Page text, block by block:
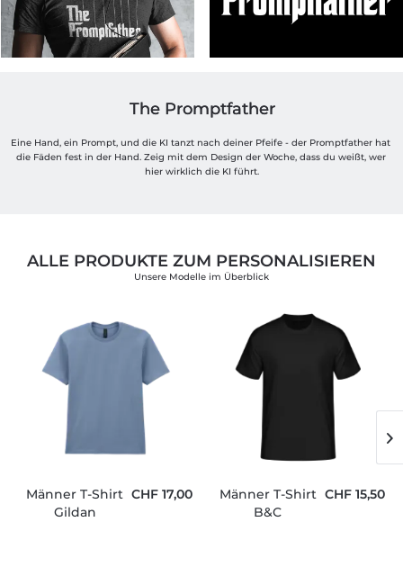
The Promptfather
Eine Hand, ein Prompt, und die KI tanzt nach deiner Pfeife - der Promptfather hat
die Fäden fest in der Hand. Zeig mit dem Design der Woche, dass du weißt, wer
hier wirklich die KI führt.
ALLE PRODUKTE ZUM PERSONALISIEREN
Unsere Modelle im Überblick
Männer T-Shirt
Gildan
CHF 17,00
Männer T-Shirt
B&C
CHF 15,50